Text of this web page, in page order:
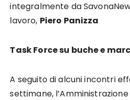
integralmente da
lavoro, Piero Panizza
Task Force su buche e
A seguito di alcuni incontri
settimane, l’Amministrazione